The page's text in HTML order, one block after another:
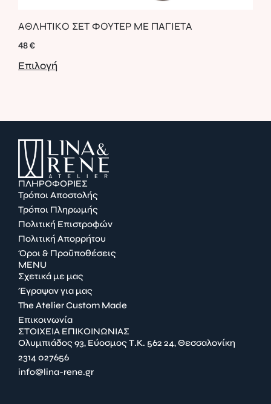
ΑΘΛΗΤΙΚΟ ΣΕΤ ΦΟΥΤΕΡ ΜΕ ΠΑΓΙΕΤΑ
48€
Επιλογή
ΠΛΗΡΟΦΟΡΙΕΣ
Τρόποι Αποστολής
Τρόποι Πληρωμής
Πολιτική Επιστροφών
Πολιτική Απορρήτου
Όροι & Προϋποθέσεις
MENU
Σχετικά με μας
Έγραψαν για μας
The Atelier Custom Made
Επικοινωνία
ΣΤΟΙΧΕΙΑ ΕΠΙΚΟΙΝΩΝΙΑΣ
Ολυμπιάδος 93, Εύοσμος Τ.Κ. 562 24, Θεσσαλονίκη
2314 027656
info@lina-rene.gr